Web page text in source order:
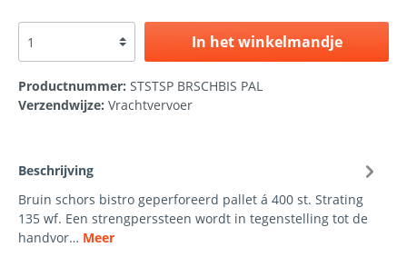
In het winkelmandje
Productnummer: STSTSP BRSCHBIS PAL
Verzendwijze: Vrachtvervoer
Beschrijving
Bruin schors bistro geperforeerd pallet á 400 st. Strating
135 wf. Een strengperssteen wordt in tegenstelling tot de
handvor… Meer